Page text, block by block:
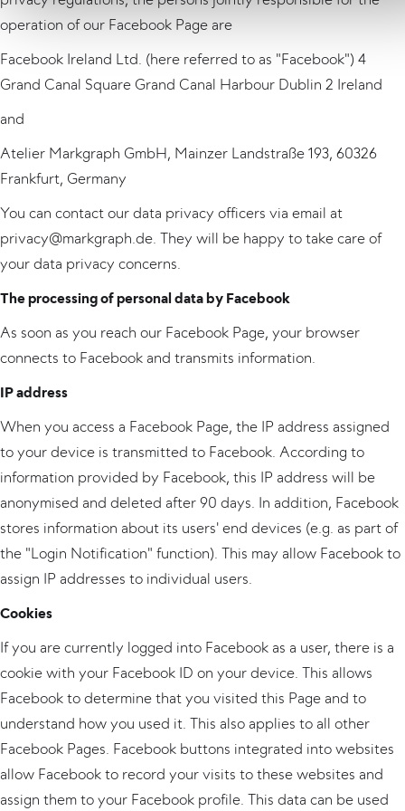
operation of our Facebook Page are
Facebook Ireland Ltd. (here referred to as "Facebook") 4
Grand Canal Square Grand Canal Harbour Dublin 2 Ireland
and
Atelier Markgraph GmbH, Mainzer Landstraße 193, 60326
Frankfurt, Germany
You can contact our data privacy officers via email at
privacy@markgraph.de. They will be happy to take care of
your data privacy concerns.
The processing of personal data by Facebook
As soon as you reach our Facebook Page, your browser
connects to Facebook and transmits information.
IP address
When you access a Facebook Page, the IP address assigned
to your device is transmitted to Facebook. According to
information provided by Facebook, this IP address will be
anonymised and deleted after 90 days. In addition, Facebook
stores information about its users' end devices (e.g. as part of
the "Login Notification" function). This may allow Facebook to
assign IP addresses to individual users.
Cookies
If you are currently logged into Facebook as a user, there is a
cookie with your Facebook ID on your device. This allows
Facebook to determine that you visited this Page and to
understand how you used it. This also applies to all other
Facebook Pages. Facebook buttons integrated into websites
allow Facebook to record your visits to these websites and
assign them to your Facebook profile. This data can be used